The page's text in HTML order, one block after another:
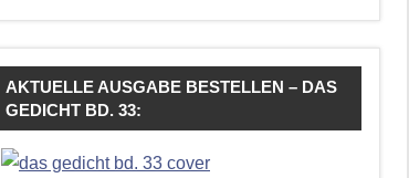
AKTUELLE AUSGABE BESTELLEN – DAS
GEDICHT BD. 33: